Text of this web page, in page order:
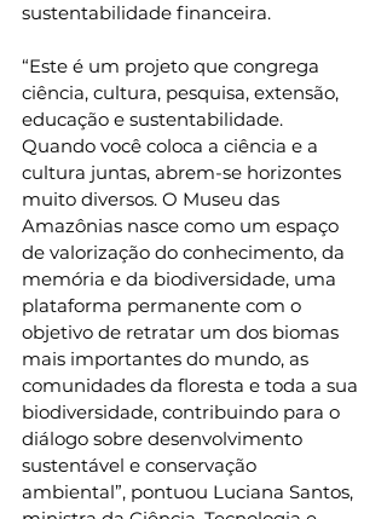
sustentabilidade financeira.
“Este é um projeto que congrega
ciência, cultura, pesquisa, extensão,
educação e sustentabilidade.
Quando você coloca a ciência e a
cultura juntas, abrem-se horizontes
muito diversos. O Museu das
Amazônias nasce como um espaço
de valorização do conhecimento, da
memória e da biodiversidade, uma
plataforma permanente com o
objetivo de retratar um dos biomas
mais importantes do mundo, as
comunidades da floresta e toda a sua
biodiversidade, contribuindo para o
diálogo sobre desenvolvimento
sustentável e conservação
ambiental”, pontuou Luciana Santos,